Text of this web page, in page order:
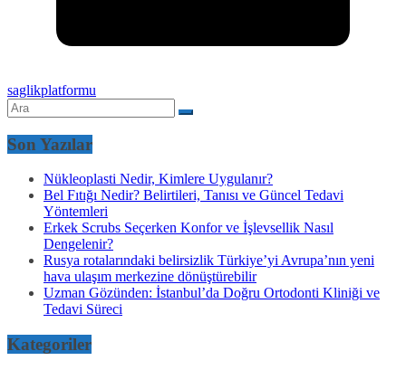
saglikplatformu
Son Yazılar
Nükleoplasti Nedir, Kimlere Uygulanır?
Bel Fıtığı Nedir? Belirtileri, Tanısı ve Güncel Tedavi
Yöntemleri
Erkek Scrubs Seçerken Konfor ve İşlevsellik Nasıl
Dengelenir?
Rusya rotalarındaki belirsizlik Türkiye’yi Avrupa’nın yeni
hava ulaşım merkezine dönüştürebilir
Uzman Gözünden: İstanbul’da Doğru Ortodonti Kliniği ve
Tedavi Süreci
Kategoriler